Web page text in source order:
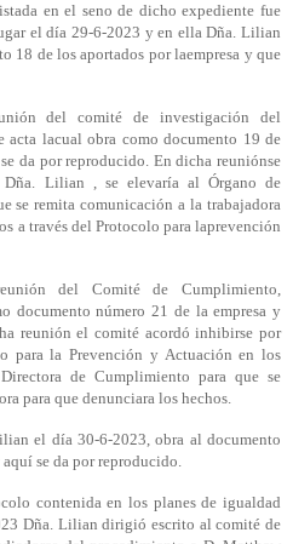
en el seno de dicho expediente fue
el día 29-6-2023 y en ella Dña. Lilian
18 de los aportados por laempresa y que
del comité de investigación del
acta lacual obra como documento 19 de
da por reproducido. En dicha reuniónse
Lilian , se elevaría al Órgano de
se remita comunicación a la trabajadora
a través del Protocolo para laprevención
del Comité de Cumplimiento,
documento número 21 de la empresa y
reunión el comité acordó inhibirse por
para la Prevención y Actuación en los
de Cumplimiento para que se
para que denunciara los hechos.
el día 30-6-2023, obra al documento
se da por reproducido.
contenida en los planes de igualdad
Dña. Lilian dirigió escrito al comité de